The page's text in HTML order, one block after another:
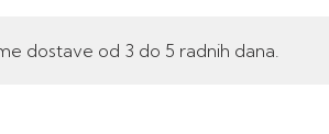
dostave od 3 do 5 radnih dana.